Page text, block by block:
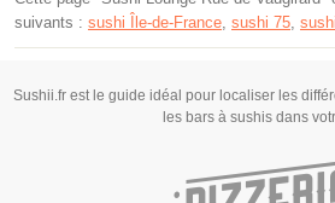
suivants : sushi Île-de-France, sushi 75,
Sushii.fr est le guide idéal pour localiser les
les bars à sushis dans